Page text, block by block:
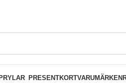
PRYLAR PRESENTKORTVARUMÄRKEN